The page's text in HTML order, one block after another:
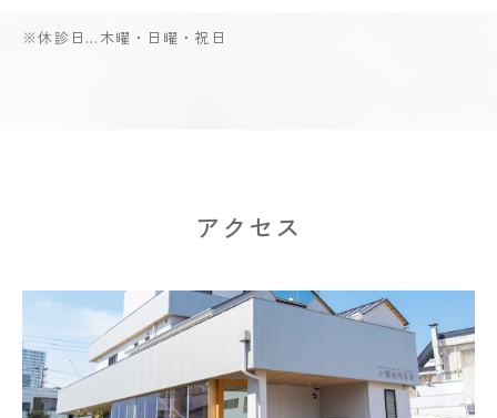
※休診日…木曜・日曜・祝日
アクセス